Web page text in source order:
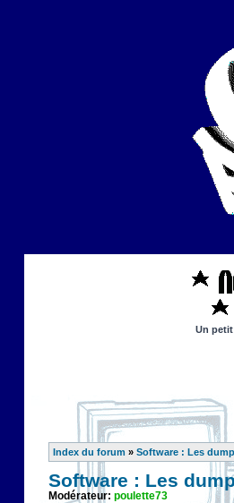
Un
Index du forum » Software : Les
Software : Les
Modérateur: poulette73